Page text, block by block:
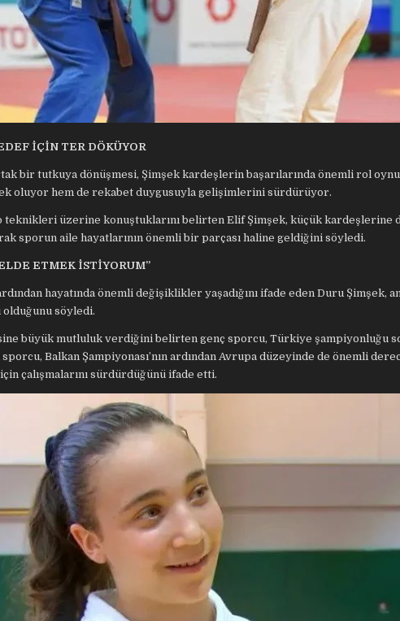
İÇİN TER DÖKÜYOR
bir tutkuya dönüşmesi, Şimşek kardeşlerin başarılarında önemli rol
oluyor hem de rekabet duygusuyla gelişimlerini sürdürüyor.
teknikleri üzerine konuştuklarını belirten Elif Şimşek, küçük kardeşlerine
sporun aile hayatlarının önemli bir parçası haline geldiğini söyledi.
ELDE ETMEK İSTİYORUM”
hayatında önemli değişiklikler yaşadığını ifade eden Duru Şimşek,
olduğunu söyledi.
büyük mutluluk verdiğini belirten genç sporcu, Türkiye şampiyonluğu
Balkan Şampiyonası’nın ardından Avrupa düzeyinde de önemli
çalışmalarını sürdürdüğünü ifade etti.